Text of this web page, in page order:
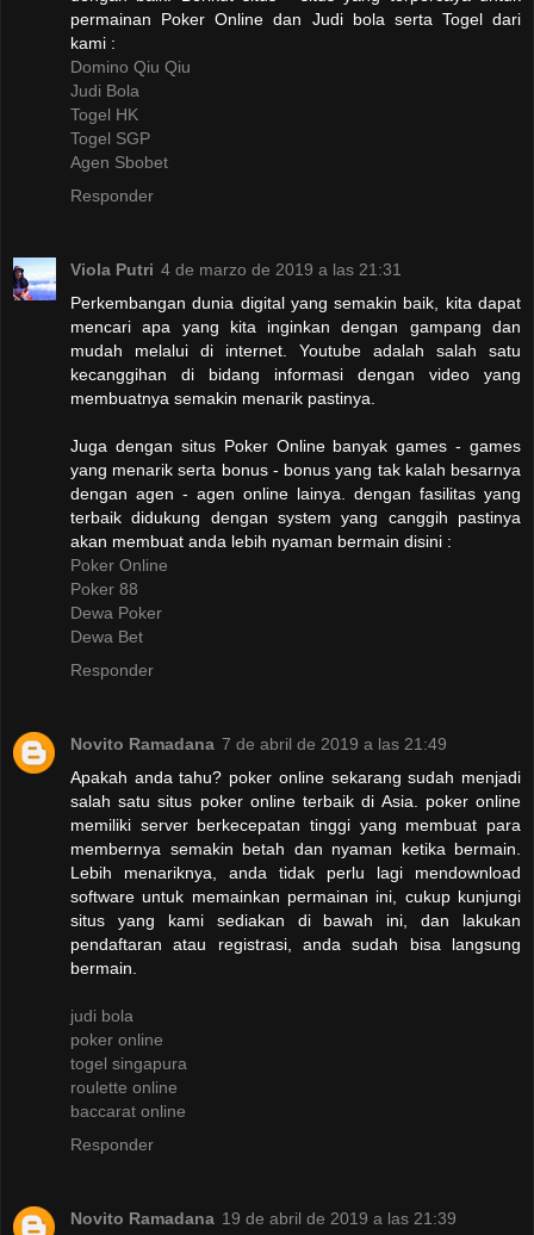
permainan Poker Online dan Judi bola serta Togel dari
kami :
Domino Qiu Qiu
Judi Bola
Togel HK
Togel SGP
Agen Sbobet
Responder
Viola Putri 4 de marzo de 2019 a las 21:31
Perkembangan dunia digital yang semakin baik, kita dapat
mencari apa yang kita inginkan dengan gampang dan
mudah melalui di internet. Youtube adalah salah satu
kecanggihan di bidang informasi dengan video yang
membuatnya semakin menarik pastinya.
Juga dengan situs Poker Online banyak games - games
yang menarik serta bonus - bonus yang tak kalah besarnya
dengan agen - agen online lainya. dengan fasilitas yang
terbaik didukung dengan system yang canggih pastinya
akan membuat anda lebih nyaman bermain disini :
Poker Online
Poker 88
Dewa Poker
Dewa Bet
Responder
Novito Ramadana 7 de abril de 2019 a las 21:49
Apakah anda tahu? poker online sekarang sudah menjadi
salah satu situs poker online terbaik di Asia. poker online
memiliki server berkecepatan tinggi yang membuat para
membernya semakin betah dan nyaman ketika bermain.
Lebih menariknya, anda tidak perlu lagi mendownload
software untuk memainkan permainan ini, cukup kunjungi
situs yang kami sediakan di bawah ini, dan lakukan
pendaftaran atau registrasi, anda sudah bisa langsung
bermain.
judi bola
poker online
togel singapura
roulette online
baccarat online
Responder
Novito Ramadana 19 de abril de 2019 a las 21:39